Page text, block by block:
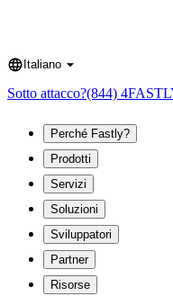
Language
Italiano
Sotto attacco?(844)
Perché Fastly?
Prodotti
Servizi
Soluzioni
Sviluppatori
Partner
Risorse